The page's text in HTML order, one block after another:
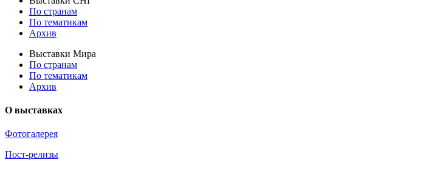
По странам
По тематикам
Архив
Выставки Мира
По странам
По тематикам
Архив
О выставках
Фотогалерея
Пост-релизы